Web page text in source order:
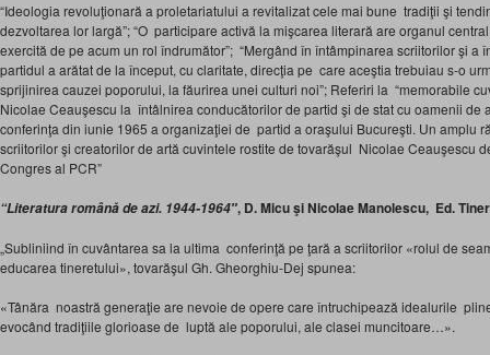
“Ideologia revoluţionară a proletariatului a revitalizat cele mai bune tradiţii şi
dezvoltarea lor largă”; “O participare activă la mişcarea literară are organul
exercită de pe acum un rol îndrumător”; “Mergând în întâmpinarea scriitorilor şi a
partidul a arătat de la început, cu claritate, direcţia pe care aceştia trebuiau s-o
sprijinirea cauzei poporului, la făurirea unei culturi noi”; Referiri la “memorabile
Nicolae Ceauşescu la întâlnirea conducătorilor de partid şi de stat cu oamenii de
conferinţa din iunie 1965 a organizaţiei de partid a oraşului Bucureşti. Un amplu
scriitorilor şi creatorilor de artă cuvintele rostite de tovarăşul Nicolae Ceauşescu
Congres al PCR”
“Literatura română de azi. 1944-1964″, D. Micu şi Nicolae Manolescu, Ed.
„Subliniind în cuvântarea sa la ultima conferinţă pe ţară a scriitorilor «rolul de
educarea tineretului», tovarăşul Gh. Gheorghiu-Dej spunea:
«Tânăra noastră generaţie are nevoie de opere care întruchipează idealurile
evocând tradiţiile glorioase de luptă ale poporului, ale clasei muncitoare…».